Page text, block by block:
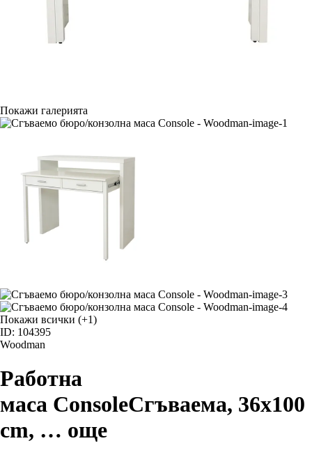
Покажи галерията
Покажи всички (+1)
ID: 104395
Woodman
Работна
маса ConsoleСгъваема, 36x100
cm, … още